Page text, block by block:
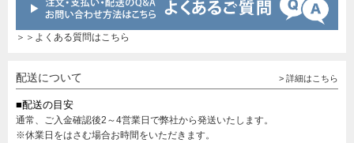
＞＞よくある質問はこちら
配送について > 詳細はこちら
■配送の目安
通常、ご入金確認後2～4営業日で弊社から発送いたします。
※休業日をはさむ場合お時間をいただきます。